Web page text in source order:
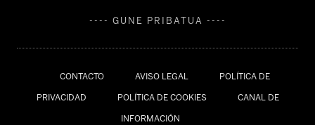
CONTACTO AVISO LEGAL POLÍTICA DE
PRIVACIDAD POLÍTICA DE COOKIES CANAL DE
INFORMACIÓN
---- GUNE PRIBATUA ----